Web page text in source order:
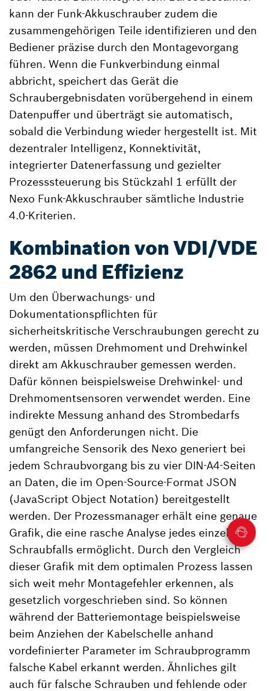
kann der Funk-Akkuschrauber zudem die
zusammengehörigen Teile identifizieren und den
Bediener präzise durch den Montagevorgang
führen. Wenn die Funkverbindung einmal
abbricht, speichert das Gerät die
Schraubergebnisdaten vorübergehend in einem
Datenpuffer und überträgt sie automatisch,
sobald die Verbindung wieder hergestellt ist. Mit
dezentraler Intelligenz, Konnektivität,
integrierter Datenerfassung und gezielter
Prozesssteuerung bis Stückzahl 1 erfüllt der
Nexo Funk-Akkuschrauber sämtliche Industrie
4.0-Kriterien.
Kombination von VDI/VDE
2862 und Effizienz
Um den Überwachungs- und
Dokumentationspflichten für
sicherheitskritische Verschraubungen gerecht zu
werden, müssen Drehmoment und Drehwinkel
direkt am Akkuschrauber gemessen werden.
Dafür können beispielsweise Drehwinkel- und
Drehmomentsensoren verwendet werden. Eine
indirekte Messung anhand des Strombedarfs
genügt den Anforderungen nicht. Die
umfangreiche Sensorik des Nexo generiert bei
jedem Schraubvorgang bis zu vier DIN-A4-Seiten
an Daten, die im Open-Source-Format JSON
(JavaScript Object Notation) bereitgestellt
werden. Der Prozessmanager erhält eine genaue
Grafik, die eine rasche Analyse jedes einzelnen
Schraubfalls ermöglicht. Durch den Vergleich
dieser Grafik mit dem optimalen Prozess lassen
sich weit mehr Montagefehler erkennen, als
gesetzlich vorgeschrieben sind. So können
während der Batteriemontage beispielsweise
beim Anziehen der Kabelschelle anhand
vordefinierter Parameter im Schraubprogramm
falsche Kabel erkannt werden. Ähnliches gilt
auch für falsche Schrauben und fehlende oder